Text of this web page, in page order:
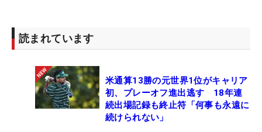
読まれています
米通算13勝の元世界1位がキャリア
初、プレーオフ進出逃す 18年連
続出場記録も終止符「何事も永遠に
続けられない」